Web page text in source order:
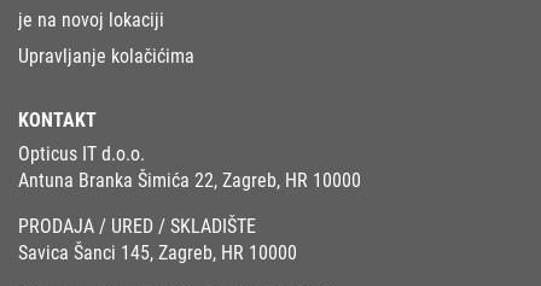
je na novoj lokaciji
Upravljanje kolačićima
KONTAKT
Opticus IT d.o.o.
Antuna Branka Šimića 22, Zagreb, HR 10000
PRODAJA / URED / SKLADIŠTE
Savica Šanci 145, Zagreb, HR 10000